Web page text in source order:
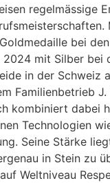
regelmässige
bei
2024 mit Silber bei
in der Schweiz
Familienbetrieb J.
kombiniert dabei
Technologien
Seine Stärke
in Stein zu
Weltniveau